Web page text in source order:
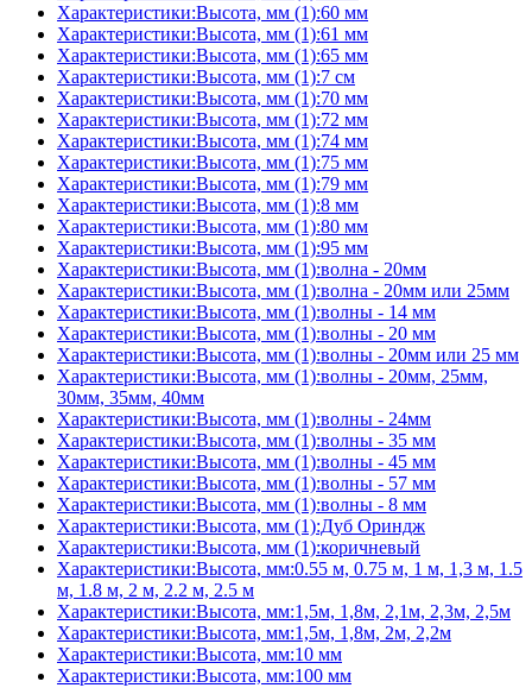
Характеристики:Высота, мм (1):60 мм
Характеристики:Высота, мм (1):61 мм
Характеристики:Высота, мм (1):65 мм
Характеристики:Высота, мм (1):7 см
Характеристики:Высота, мм (1):70 мм
Характеристики:Высота, мм (1):72 мм
Характеристики:Высота, мм (1):74 мм
Характеристики:Высота, мм (1):75 мм
Характеристики:Высота, мм (1):79 мм
Характеристики:Высота, мм (1):8 мм
Характеристики:Высота, мм (1):80 мм
Характеристики:Высота, мм (1):95 мм
Характеристики:Высота, мм (1):волна - 20мм
Характеристики:Высота, мм (1):волна - 20мм или 25мм
Характеристики:Высота, мм (1):волны - 14 мм
Характеристики:Высота, мм (1):волны - 20 мм
Характеристики:Высота, мм (1):волны - 20мм или 25 мм
Характеристики:Высота, мм (1):волны - 20мм, 25мм,
30мм, 35мм, 40мм
Характеристики:Высота, мм (1):волны - 24мм
Характеристики:Высота, мм (1):волны - 35 мм
Характеристики:Высота, мм (1):волны - 45 мм
Характеристики:Высота, мм (1):волны - 57 мм
Характеристики:Высота, мм (1):волны - 8 мм
Характеристики:Высота, мм (1):Дуб Ориндж
Характеристики:Высота, мм (1):коричневый
Характеристики:Высота, мм:0.55 м, 0.75 м, 1 м, 1,3 м, 1.5
м, 1.8 м, 2 м, 2.2 м, 2.5 м
Характеристики:Высота, мм:1,5м, 1,8м, 2,1м, 2,3м, 2,5м
Характеристики:Высота, мм:1,5м, 1,8м, 2м, 2,2м
Характеристики:Высота, мм:10 мм
Характеристики:Высота, мм:100 мм